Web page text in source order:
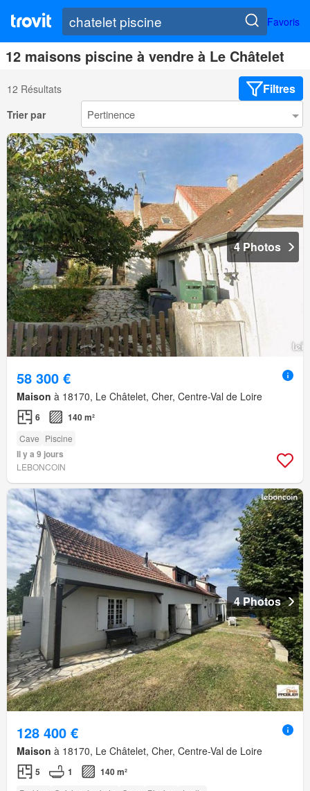
Favoris
12 maisons piscine à vendre à Le Châtelet
12 Résultats Filtres
Trier par
4 Photos
58 300 €
Maison à 18170, Le Châtelet, Cher, Centre-Val de Loire
6 140 m²
Cave Piscine
Il y a 9 jours
LEBONCOIN
4 Photos
128 400 €
Maison à 18170, Le Châtelet, Cher, Centre-Val de Loire
5 1 140 m²